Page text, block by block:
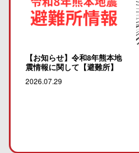
【お知らせ】令和8年熊本地
震情報に関して【避難所】
2026.07.29